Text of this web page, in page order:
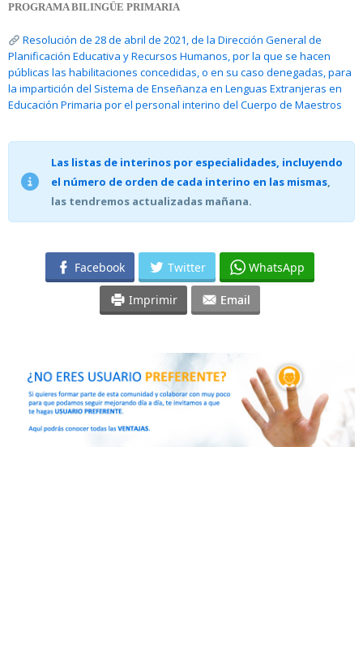
PROGRAMA BILINGÜE PRIMARIA
Resolución de 28 de abril de 2021, de la Dirección General de
Planificación Educativa y Recursos Humanos, por la que se hacen
públicas las habilitaciones concedidas, o en su caso denegadas, para
la impartición del Sistema de Enseñanza en Lenguas Extranjeras en
Educación Primaria por el personal interino del Cuerpo de Maestros
Las listas de interinos por especialidades, incluyendo
el número de orden de cada interino en las mismas,
las tendremos actualizadas mañana.
Facebook Twitter WhatsApp
Imprimir Email